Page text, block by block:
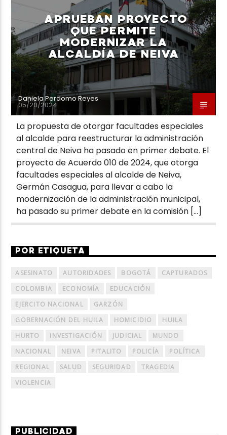
Neiva Estereo
APRUEBAN PROYECTO
QUE PERMITE
MODERNIZAR LA
ALCALDÍA DE NEIVA
Daniela Perdomo Reyes
05/20/2024
La propuesta de otorgar facultades especiales
al alcalde para reestructurar la administración
central de Neiva ha pasado en primer debate. El
proyecto de Acuerdo 010 de 2024, que otorga
facultades especiales al alcalde de Neiva,
Germán Casagua, para llevar a cabo la
modernización de la administración municipal,
ha pasado su primer debate en la comisión […]
POR ETIQUETA
ASESINATO AUTORIDADES BOGOTÁ
CAPTURADOS
COLOMBIA
ECONOMÍA
EDUCACIÓN
EJERCITO NACIONAL
GARZÓN
GOBERNACIÓN DEL HUILA
HOMICIDIO
HUILA
HURTO
INVESTIGACIÓN JUDICIAL
MUNDO
NACIONAL
NEIVA PITALITO POLICÍA
POLÍTICA
REGIONAL
SALUD SEGURIDAD
TRAGEDIA
VIOLENCIA
PUBLICIDAD